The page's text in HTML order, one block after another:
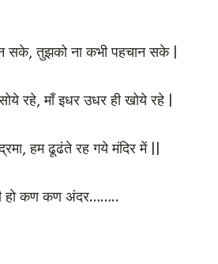
सके, तुझको ना कभी पहचान सके |
रहे, माँ इधर उधर ही खोये रहे |
हम ढूढंते रह गये मंदिर में ||
हो कण कण अंदर……..